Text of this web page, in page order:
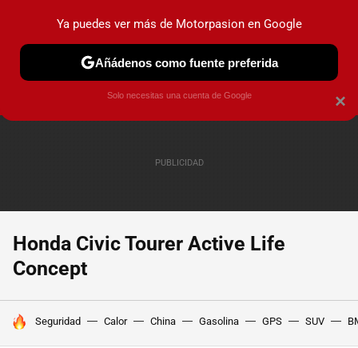
PRUEBAS COCHES ELÉCTRICOS OBSERVATORIO
Honda Civic Tourer Active Life
Concept
HOY SE HABLA DE
Seguridad Calor China Gasolina GPS SUV
×
Ya puedes ver más de Motorpasion en Google
Añádenos como fuente preferida
Solo necesitas una cuenta de Google